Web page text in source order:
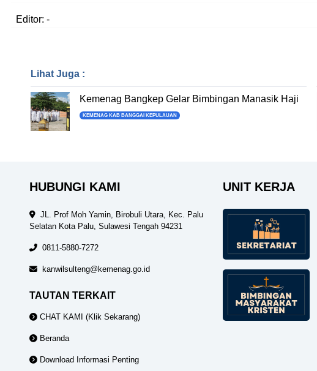
Editor: -
Lihat Juga :
Kemenag Bangkep Gelar Bimbingan Manasik Haji
KEMENAG KAB BANGGAI KEPULAUAN
HUBUNGI KAMI
JL. Prof Moh Yamin, Birobuli Utara, Kec. Palu
Selatan Kota Palu, Sulawesi Tengah 94231
0811-5880-7272
kanwilsulteng@kemenag.go.id
TAUTAN TERKAIT
CHAT KAMI (Klik Sekarang)
Beranda
Download Informasi Penting
UNIT KERJA